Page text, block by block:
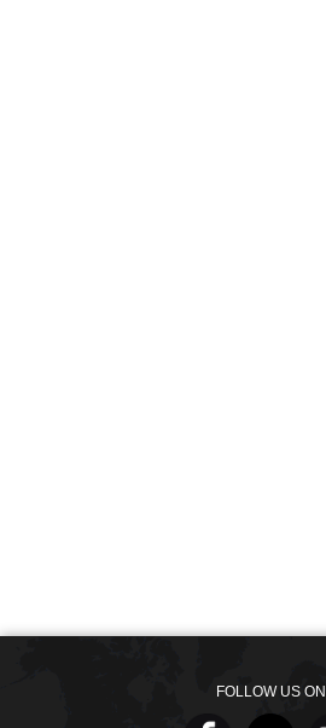
FOLLOW US ON